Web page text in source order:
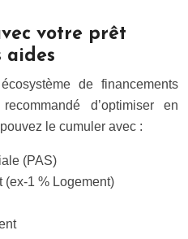
votre prêt
aides
de financements
d’optimiser en
le cumuler avec :
(PAS)
(ex-1 % Logement)